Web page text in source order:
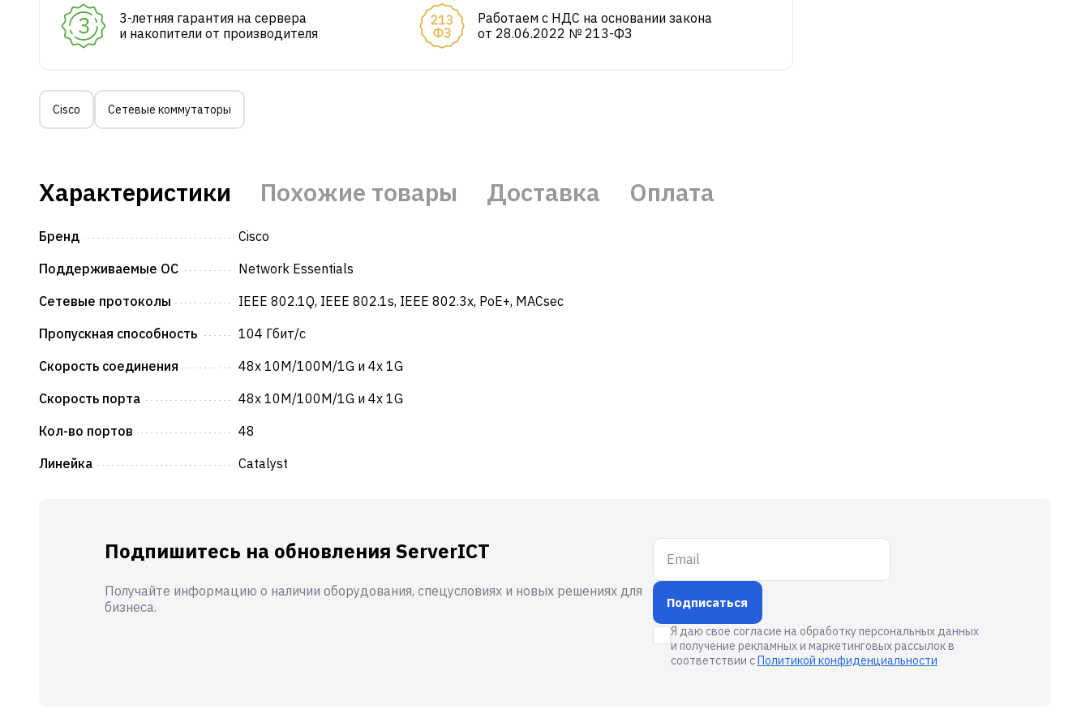
3-летняя гарантия на сервера
и накопители от производителя
Работаем с НДС на основании закона
от 28.06.2022 № 213-ФЗ
Cisco Сетевые коммутаторы
Характеристики Похожие товары Доставка Оплата
Бренд
Cisco
Поддерживаемые ОС
Network Essentials
Сетевые протоколы
IEEE 802.1Q, IEEE 802.1s, IEEE 802.3x, PoE+, MACsec
Пропускная способность
104 Гбит/с
Скорость соединения
48x 10M/100M/1G и 4x 1G
Скорость порта
48x 10M/100M/1G и 4x 1G
Кол-во портов
48
Линейка
Catalyst
Подпишитесь на обновления ServerICT
Получайте информацию о наличии оборудования, спецусловиях и новых решениях для
бизнеса.
Подписаться
Я даю свое согласие на обработку персональных данных
и получение рекламных и маркетинговых рассылок в
соответствии сПолитикой конфиденциальности